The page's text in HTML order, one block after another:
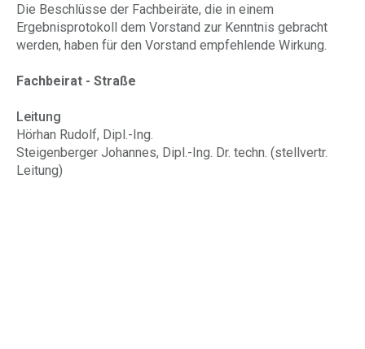
Die Beschlüsse der Fachbeiräte, die in einem
Ergebnisprotokoll dem Vorstand zur Kenntnis gebracht
werden, haben für den Vorstand empfehlende Wirkung.
Fachbeirat - Straße
Leitung
Hörhan Rudolf, Dipl.-Ing.
Steigenberger Johannes, Dipl.-Ing. Dr. techn. (stellvertr.
Leitung)